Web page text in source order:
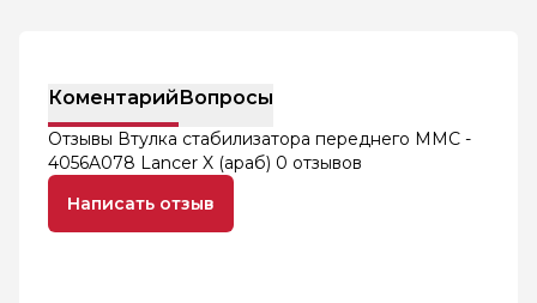
КоментарийВопросы
Отзывы Втулка стабилизатора переднего MMC -
4056A078 Lancer X (араб) 0 отзывов
Написать отзыв